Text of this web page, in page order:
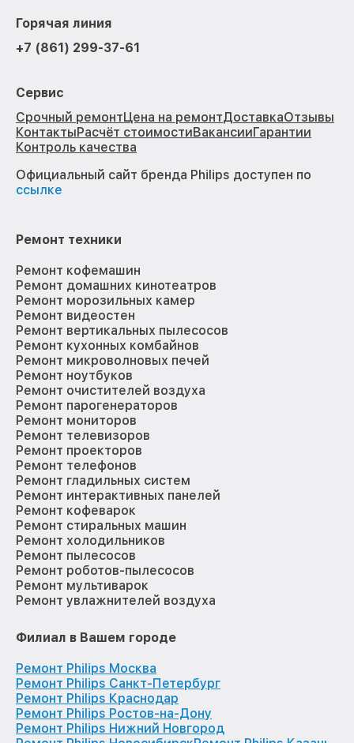
Горячая линия
+7 (861) 299-37-61
Сервис
Срочный ремонтЦена на ремонтДоставкаОтзывы
КонтактыРасчёт стоимостиВакансииГарантии
Контроль качества
Официальный сайт бренда Philips доступен по
ссылке
Ремонт техники
Ремонт кофемашин
Ремонт домашних кинотеатров
Ремонт морозильных камер
Ремонт видеостен
Ремонт вертикальных пылесосов
Ремонт кухонных комбайнов
Ремонт микроволновых печей
Ремонт ноутбуков
Ремонт очистителей воздуха
Ремонт парогенераторов
Ремонт мониторов
Ремонт телевизоров
Ремонт проекторов
Ремонт телефонов
Ремонт гладильных систем
Ремонт интерактивных панелей
Ремонт кофеварок
Ремонт стиральных машин
Ремонт холодильников
Ремонт пылесосов
Ремонт роботов-пылесосов
Ремонт мультиварок
Ремонт увлажнителей воздуха
Филиал в Вашем городе
Ремонт Philips Москва
Ремонт Philips Санкт-Петербург
Ремонт Philips Краснодар
Ремонт Philips Ростов-на-Дону
Ремонт Philips Нижний Новгород